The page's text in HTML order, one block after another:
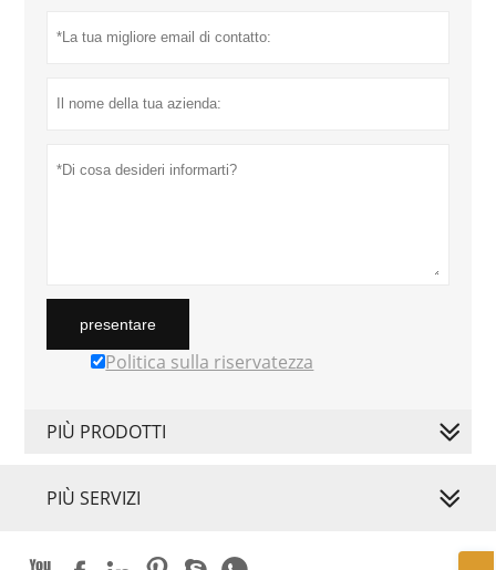
presentare
Politica sulla riservatezza
PIÙ PRODOTTI
PIÙ SERVIZI